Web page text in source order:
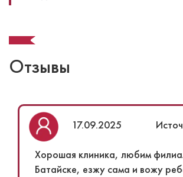
Отзывы
17.09.2025
Хорошая клиника, любим
Батайске, езжу сама и вожу